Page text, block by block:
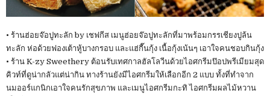
• ร้านฮ่อยจ๊อปูทะลัก by เชฟกีส เมนูฮ่อยจ๊อปูทะลักที่มาพร้อมกรรเชียงปูล้น
ทะลัก ห่อด้วยฟองเต้าหู้บางกรอบ และแฮ่กื๊นกุ้ง เนื้อกุ้งเน้นๆ เอาใจคนชอบกินกุ้ง
• ร้าน K-zy Sweethery ต้อนรับเทศกาลฮัลโลวีนด้วยไอศกรีมป๊อปพรีเมียมสุด
คิวท์ที่ดูน่ากลัวแต่น่ากิน ทางร้านยังมีไอศกรีมให้เลือกอีก 2 แบบ ทั้งที่ทำจาก
นมออร์แกนิกเอาใจคนรักสุขภาพ และเมนูไอศกรีมกะทิ ไอศกรีมผลไม้หวาน